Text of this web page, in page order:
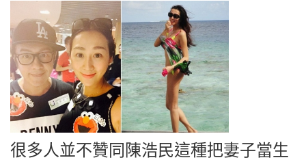
很多人並不贊同陳浩民這種把妻子當生